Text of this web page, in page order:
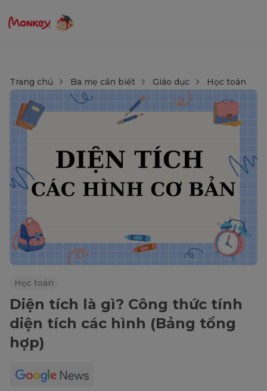
Trang chủ Ba mẹ cần biết Giáo dục Học toán
Học toán
Diện tích là gì? Công thức tính
diện tích các hình (Bảng tổng
hợp)